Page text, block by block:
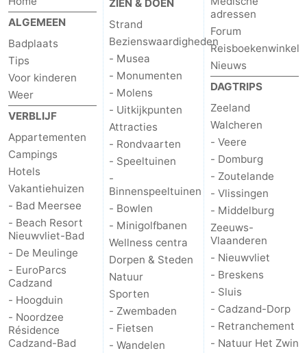
ALGEMEEN
Badplaats
Tips
Voor kinderen
Weer
VERBLIJF
Appartementen
Campings
Hotels
Vakantiehuizen
- Bad Meersee
- Beach Resort
Nieuwvliet-Bad
- De Meulinge
- EuroParcs
Cadzand
- Hoogduin
- Noordzee
Résidence
Cadzand-Bad
ZIEN & DOEN
Strand
Bezienswaardigheden
- Musea
- Monumenten
- Molens
- Uitkijkpunten
Attracties
- Rondvaarten
- Speeltuinen
-
Binnenspeeltuinen
- Bowlen
- Minigolfbanen
Wellness centra
Dorpen & Steden
Natuur
Sporten
- Zwembaden
- Fietsen
- Wandelen
adressen
Forum
Reisboekenwinkel
Nieuws
DAGTRIPS
Zeeland
Walcheren
- Veere
- Domburg
- Zoutelande
- Vlissingen
- Middelburg
Zeeuws-
Vlaanderen
- Nieuwvliet
- Breskens
- Sluis
- Cadzand-Dorp
- Retranchement
- Natuur Het Zwin